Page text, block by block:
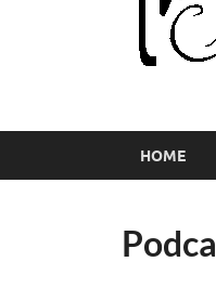
HOME